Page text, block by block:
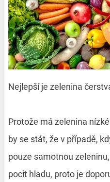
Nejlepší je zelenina
Protože má zelenina
by se stát, že v případě,
pouze samotnou
pocit hladu, proto je